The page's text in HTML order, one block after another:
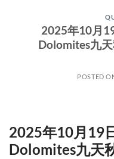
2025年10月
Dolomites九
POSTED
2025年10月19
Dolomites九天